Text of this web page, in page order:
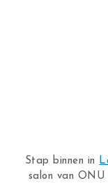
Stap binnen in
salon van ONU